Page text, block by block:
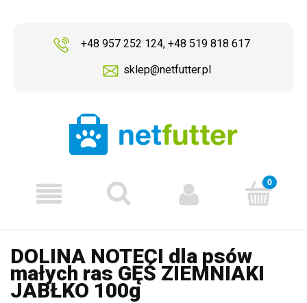
+48 957 252 124, +48 519 818 617
sklep@netfutter.pl
DOLINA NOTECI dla psów
małych ras GĘŚ ZIEMNIAKI
JABŁKO 100g